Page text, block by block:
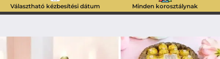
Választható kézbesítési dátum Minden korosztálynak